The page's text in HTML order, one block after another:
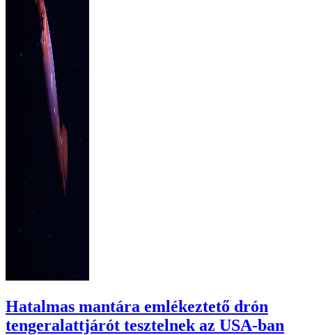
Hatalmas mantára emlékeztető drón
tengeralattjárót tesztelnek az USA-ban